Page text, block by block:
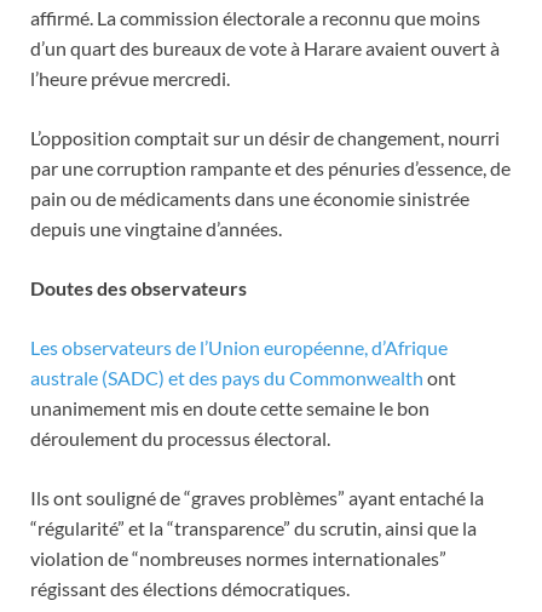
affirmé. La commission électorale a reconnu que moins
d’un quart des bureaux de vote à Harare avaient ouvert à
l’heure prévue mercredi.
L’opposition comptait sur un désir de changement, nourri
par une corruption rampante et des pénuries d’essence, de
pain ou de médicaments dans une économie sinistrée
depuis une vingtaine d’années.
Doutes des observateurs
Les observateurs de l’Union européenne, d’Afrique
australe (SADC) et des pays du Commonwealth ont
unanimement mis en doute cette semaine le bon
déroulement du processus électoral.
Ils ont souligné de “graves problèmes” ayant entaché la
“régularité” et la “transparence” du scrutin, ainsi que la
violation de “nombreuses normes internationales”
régissant des élections démocratiques.